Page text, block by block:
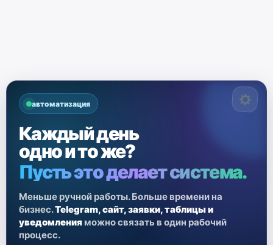
автоматизация
Каждый день
одно и то же?
Пусть это делает система.
Меньше ручной работы. Больше времени на
бизнес.Telegram, сайт, заявки, таблицы и
уведомления можно связать в один рабочий
процесс.